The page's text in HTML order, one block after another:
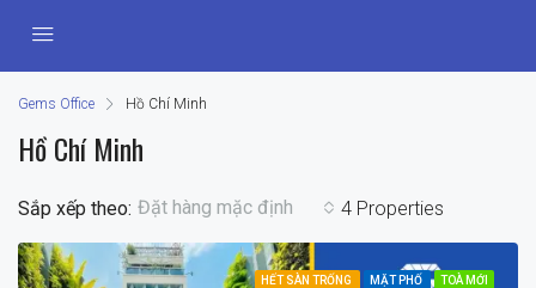
Gems Office Hồ Chí Minh
Hồ Chí Minh
4 Properties
Sắp xếp theo: Đặt hàng mặc định
HẾT SÀN TRỐNG MẶT PHỐ TOÀ MỚI